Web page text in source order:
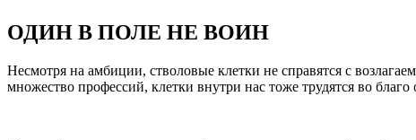
ОДИН В ПОЛЕ НЕ ВОИН
Несмотря на амбиции, стволовые клетки не справятся с
множество профессий, клетки внутри нас тоже трудятся во благо